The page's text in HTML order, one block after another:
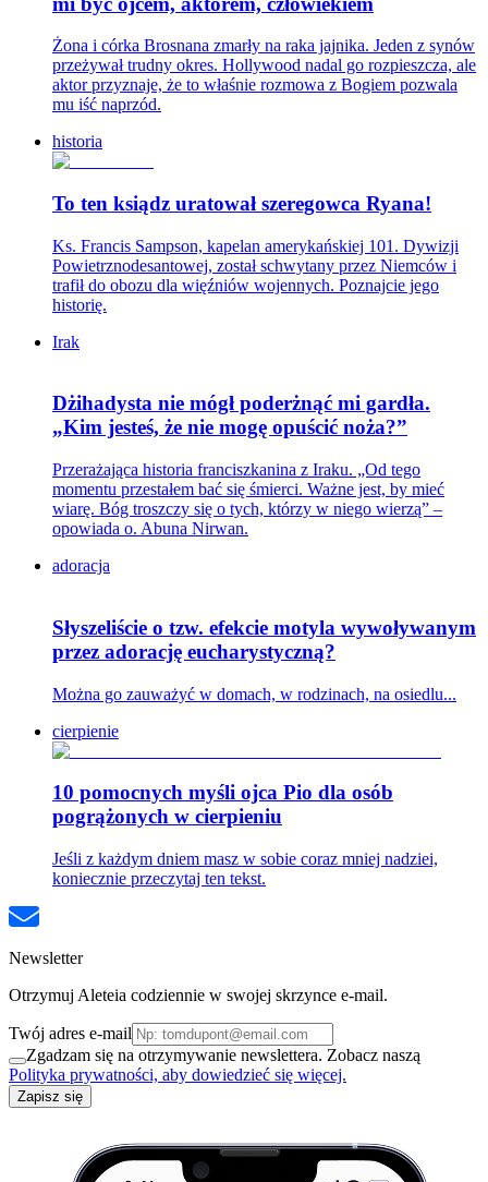
Żona i córka Brosnana zmarły na raka jajnika. Jeden z synów
przeżywał trudny okres. Hollywood nadal go rozpieszcza, ale
aktor przyznaje, że to właśnie rozmowa z Bogiem pozwala
mu iść naprzód.
historia
To ten ksiądz uratował szeregowca Ryana!
Ks. Francis Sampson, kapelan amerykańskiej 101. Dywizji
Powietrznodesantowej, został schwytany przez Niemców i
trafił do obozu dla więźniów wojennych. Poznajcie jego
historię.
Irak
Dżihadysta nie mógł poderżnąć mi gardła.
„Kim jesteś, że nie mogę opuścić noża?”
Przerażająca historia franciszkanina z Iraku. „Od tego
momentu przestałem bać się śmierci. Ważne jest, by mieć
wiarę. Bóg troszczy się o tych, którzy w niego wierzą” –
opowiada o. Abuna Nirwan.
adoracja
Słyszeliście o tzw. efekcie motyla wywoływanym
przez adorację eucharystyczną?
Można go zauważyć w domach, w rodzinach, na osiedlu...
cierpienie
10 pomocnych myśli ojca Pio dla osób
pogrążonych w cierpieniu
Jeśli z każdym dniem masz w sobie coraz mniej nadziei,
koniecznie przeczytaj ten tekst.
Newsletter
Otrzymuj Aleteia codziennie w swojej skrzynce e-mail.
Twój adres e-mail
Zgadzam się na otrzymywanie newslettera. Zobacz naszą
Polityka prywatności, aby dowiedzieć się więcej.
Zapisz się